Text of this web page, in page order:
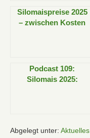
Silomaispreise 2025
– zwischen Kosten
Podcast 109:
Silomais 2025:
Abgelegt unter: Aktuelles